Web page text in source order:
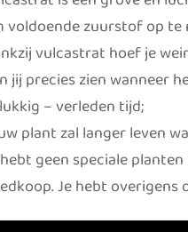
voldoende zuurstof op te
vulcastrat hoef je
jij precies zien wanneer
– verleden tijd;
plant zal langer leven
geen speciale
Je hebt